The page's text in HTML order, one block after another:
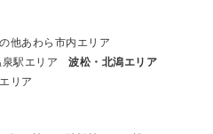
他あわら市内エリア
駅エリア
波松・北潟エリア
リア